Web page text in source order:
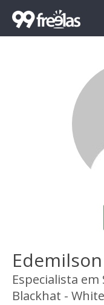
Especialista em
Blackhat -